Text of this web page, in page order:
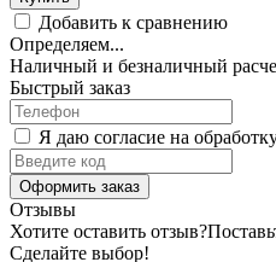
Добавить к сравнению
Определяем...
Наличный и безналичный
Быстрый заказ
Я даю согласие на
Оформить заказ
Отзывы
Хотите оставить отзыв?
Сделайте выбор!